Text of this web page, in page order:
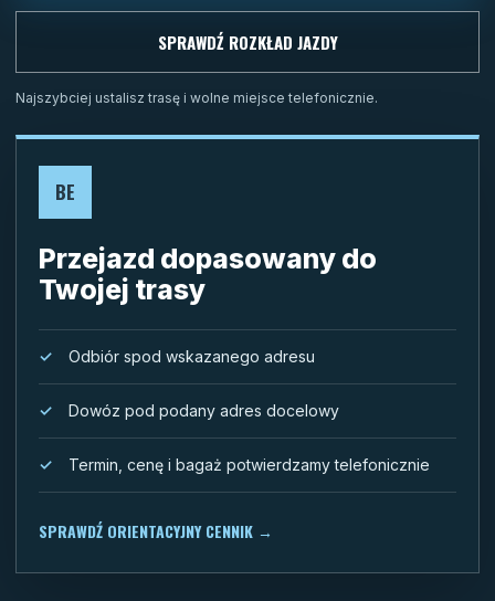
SPRAWDŹ ROZKŁAD JAZDY
Najszybciej ustalisz trasę i wolne miejsce telefonicznie.
BE
Przejazd dopasowany do
Twojej trasy
Odbiór spod wskazanego adresu
Dowóz pod podany adres docelowy
Termin, cenę i bagaż potwierdzamy telefonicznie
SPRAWDŹ ORIENTACYJNY CENNIK →